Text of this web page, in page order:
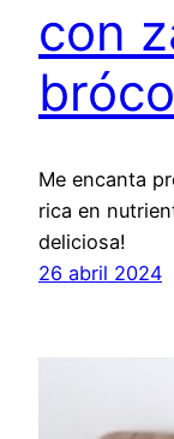
con
Me encanta
rica en
deliciosa!
26 abril 2024